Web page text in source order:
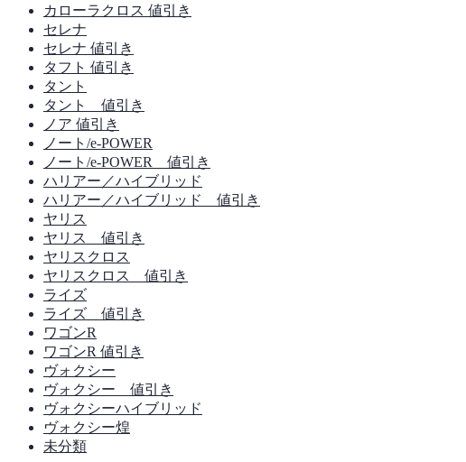
カローラクロス 値引き
セレナ
セレナ 値引き
タフト 値引き
タント
タント 値引き
ノア 値引き
ノート/e-POWER
ノート/e-POWER 値引き
ハリアー／ハイブリッド
ハリアー／ハイブリッド 値引き
ヤリス
ヤリス 値引き
ヤリスクロス
ヤリスクロス 値引き
ライズ
ライズ 値引き
ワゴンR
ワゴンR 値引き
ヴォクシー
ヴォクシー 値引き
ヴォクシーハイブリッド
ヴォクシー煌
未分類